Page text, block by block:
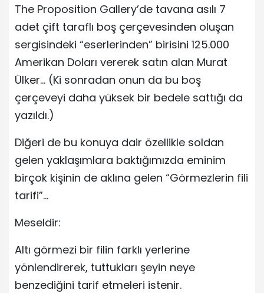
The Proposition Gallery’de tavana asılı 7
adet çift taraflı boş çerçevesinden oluşan
sergisindeki “eserlerinden” birisini 125.000
Amerikan Doları vererek satın alan Murat
Ülker… (Ki sonradan onun da bu boş
çerçeveyi daha yüksek bir bedele sattığı da
yazıldı.)
Diğeri de bu konuya dair özellikle soldan
gelen yaklaşımlara baktığımızda eminim
birçok kişinin de aklına gelen “Görmezlerin fili
tarifi”…
Meseldir:
Altı görmezi bir filin farklı yerlerine
yönlendirerek, tuttukları şeyin neye
benzediğini tarif etmeleri istenir.